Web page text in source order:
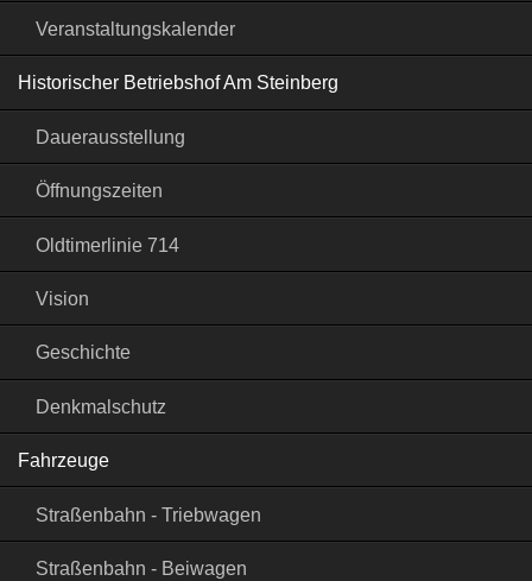
Veranstaltungskalender
Historischer Betriebshof Am Steinberg
Dauerausstellung
Öffnungszeiten
Oldtimerlinie 714
Vision
Geschichte
Denkmalschutz
Fahrzeuge
Straßenbahn - Triebwagen
Straßenbahn - Beiwagen